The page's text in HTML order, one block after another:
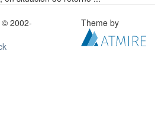
2002-
Theme by